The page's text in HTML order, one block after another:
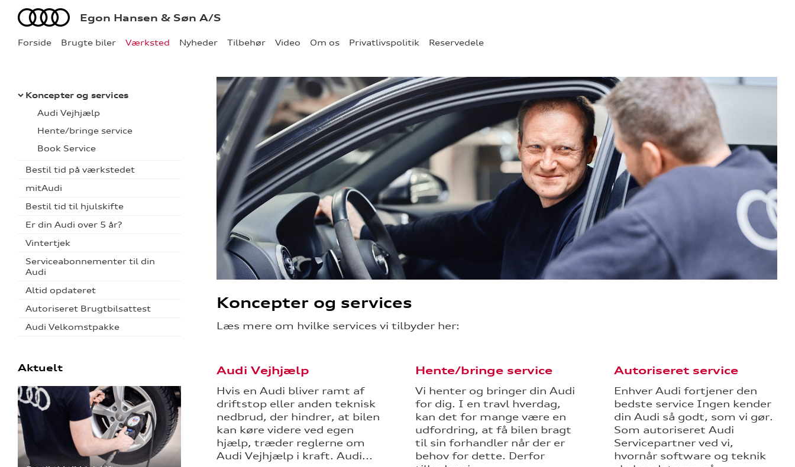
Forside Brugte biler Værksted Nyheder Tilbehør Video Om os Privatlivspolitik Reservedele
Audi Egon Hansen & Søn A/S
Koncepter og services
Audi Vejhjælp
Hente/bringe service
Book Service
Bestil tid på værkstedet
mitAudi
Bestil tid til hjulskifte
Er din Audi over 5 år?
Vintertjek
Serviceabonnementer til din
Audi
Altid opdateret
Autoriseret Brugtbilsattest
Audi Velkomstpakke
Aktuelt
Koncepter og services
Læs mere om hvilke services vi tilbyder her:
Audi Vejhjælp
Hvis en Audi bliver ramt af
driftstop eller anden teknisk
nedbrud, der hindrer, at bilen
kan køre videre ved egen
hjælp, træder reglerne om
Audi Vejhjælp i kraft. Audi...
Hente/bringe service
Vi henter og bringer din Audi
for dig. I en travl hverdag,
kan det for mange være en
udfordring, at få bilen bragt
til sin forhandler når der er
behov for dette. Derfor
Autoriseret service
Enhver Audi fortjener den
bedste service Ingen kender
din Audi så godt, som vi gør.
Som autoriseret Audi
Servicepartner ved vi,
hvornår software og teknik